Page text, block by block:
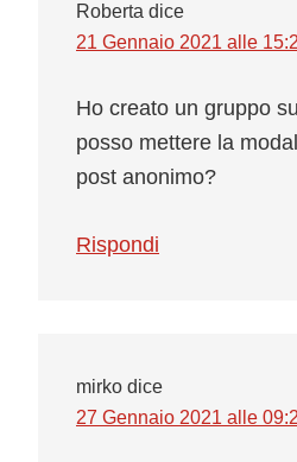
Roberta dice
21 Gennaio 2021 alle
Ho creato un gruppo
posso mettere la
post anonimo?
Rispondi
mirko dice
27 Gennaio 2021 alle